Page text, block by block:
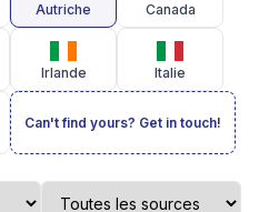
Autriche Canada
Irlande Italie
Can't find yours? Get in touch!